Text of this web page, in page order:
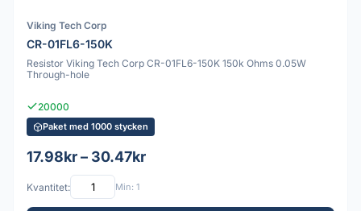
Viking Tech Corp
CR-01FL6-150K
Resistor Viking Tech Corp CR-01FL6-150K 150k Ohms 0.05W
Through-hole
20000
Paket med 1000 stycken
17.98kr – 30.47kr
Kvantitet: Min: 1